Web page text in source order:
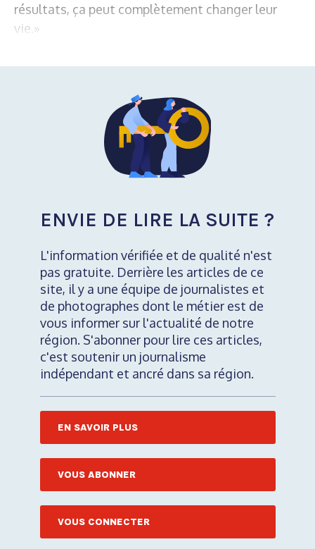
résultats, ça peut complètement changer leur
vie.»
ENVIE DE LIRE LA SUITE ?
L'information vérifiée et de qualité n'est
pas gratuite. Derrière les articles de ce
site, il y a une équipe de journalistes et
de photographes dont le métier est de
vous informer sur l'actualité de notre
région. S'abonner pour lire ces articles,
c'est soutenir un journalisme
indépendant et ancré dans sa région.
EN SAVOIR PLUS
VOUS ABONNER
VOUS CONNECTER